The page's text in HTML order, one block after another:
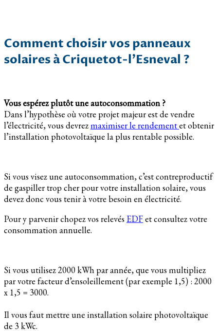
Comment choisir vos panneaux
solaires à Criquetot-l’Esneval ?
Vous espérez plutôt une autoconsommation ?
Dans l’hypothèse où votre projet majeur est de vendre
l’électricité, vous devrezmaximiser le rendementet obtenir
l’installation photovoltaïque la plus rentable possible.
Si vous visez une autoconsommation, c’est contreproductif
de gaspiller trop cher pour votre installation solaire, vous
devez donc vous tenir à votre besoin en électricité.
Pour y parvenir chopez vos relevés EDFet consultez votre
consommation annuelle.
Si vous utilisez 2000 kWh par année, que vous multipliez
par votre facteur d’ensoleillement (par exemple 1,5) : 2000
x 1,5 = 3000.
Il vous faut mettre une installation solaire photovoltaïque
de 3 kWc.